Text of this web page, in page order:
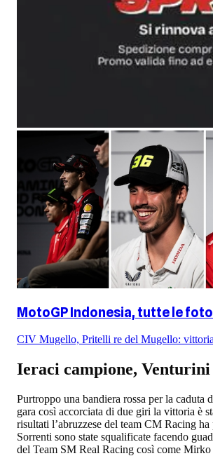
MotoGP Indonesia, tutte le
CIV Mugello, Pritelli re del Mugello:
Ieraci campione, Venturini
Purtroppo una bandiera rossa per la
gara così accorciata di due giri la vittoria è
risultati l’abruzzese del team CM Racing
Sorrenti sono state squalificate facendo
del Team SM Real Racing così come